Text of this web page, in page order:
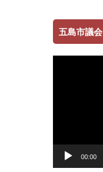
五島市議会
動
00:00